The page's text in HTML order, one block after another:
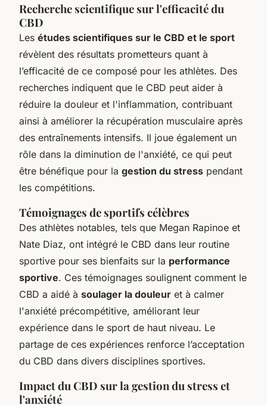
Recherche scientifique sur l'efficacité du
CBD
Les études scientifiques sur le CBD et le sport
révèlent des résultats prometteurs quant à
l’efficacité de ce composé pour les athlètes. Des
recherches indiquent que le CBD peut aider à
réduire la douleur et l'inflammation, contribuant
ainsi à améliorer la récupération musculaire après
des entraînements intensifs. Il joue également un
rôle dans la diminution de l'anxiété, ce qui peut
être bénéfique pour la gestion du stress pendant
les compétitions.
Témoignages de sportifs célèbres
Des athlètes notables, tels que Megan Rapinoe et
Nate Diaz, ont intégré le CBD dans leur routine
sportive pour ses bienfaits sur la performance
sportive. Ces témoignages soulignent comment le
CBD a aidé à soulager la douleur et à calmer
l'anxiété précompétitive, améliorant leur
expérience dans le sport de haut niveau. Le
partage de ces expériences renforce l’acceptation
du CBD dans divers disciplines sportives.
Impact du CBD sur la gestion du stress et
l'anxiété